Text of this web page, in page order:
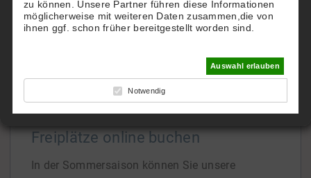
Gern richten wir Ihnen einen eigenen Account zu
Hotel-Konditionen ein.
Freiplätze online buchen
In der Sommersaison können Sie unsere
zu können. Unsere Partner führen diese Informationen
möglicherweise mit weiteren Daten zusammen,die von
ihnen ggf. schon früher bereitgestellt worden sind.
Auswahl erlauben
Notwendig